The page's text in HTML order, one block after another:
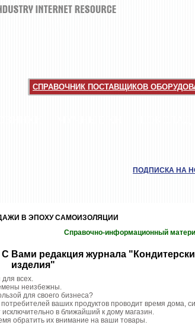
СПРАВОЧНИК ПОСТАВЩИКОВ
ПОДПИСКА НА
В ЭПОХУ САМОИЗОЛЯЦИИ
Справочно-информационный
Вами редакция журнала
изделия"
всех.
неизбежны.
для своего бизнеса?
ваших продуктов проводит время дома,
в ближайший к дому магазин.
обратить их внимание на ваши товары.